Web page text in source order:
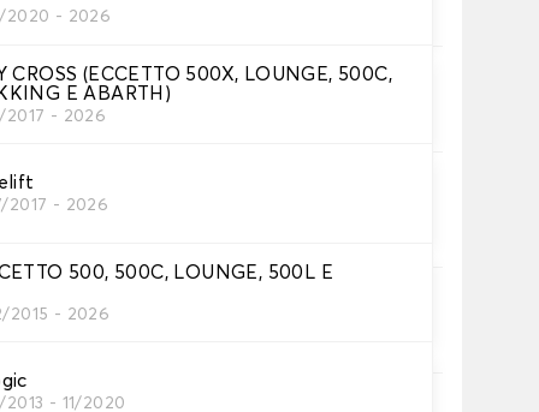
2020 - 2026
CROSS (ECCETTO 500X, LOUNGE, 500C,
E ABARTH)
2017 - 2026
2017 - 2026
500, 500C, LOUNGE, 500L E
2015 - 2026
2013 - 11/2020
auto
per auto necessari.
auto.